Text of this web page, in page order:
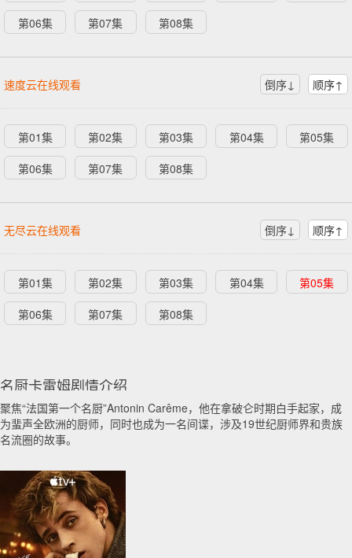
第06集
第07集 第08集
速度云在线观看 倒序↓ 顺序↑
第01集 第02集 第03集 第04集
第05集
第06集
第07集 第08集
无尽云在线观看 倒序↓ 顺序↑
第01集 第02集 第03集 第04集
第05集
第06集
第07集 第08集
名厨卡雷姆剧情介绍
聚焦“法国第一个名厨”Antonin Carême，他在拿破仑时期白手起家，成
为蜚声全欧洲的厨师，同时也成为一名间谍，涉及19世纪厨师界和贵族
名流圈的故事。